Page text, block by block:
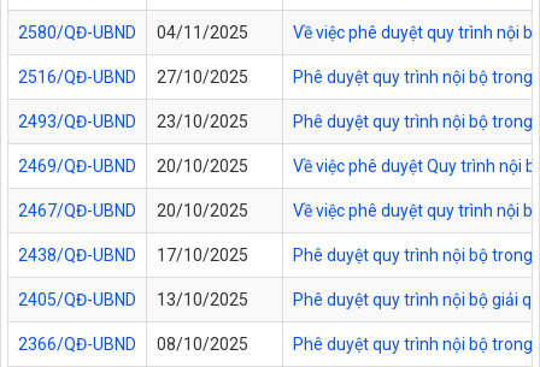
2580/QĐ-UBND 04/11/2025 Về việc phê duyệt quy trình nội
2516/QĐ-UBND 27/10/2025 Phê duyệt quy trình nội bộ
2493/QĐ-UBND 23/10/2025 Phê duyệt quy trình nội bộ
2469/QĐ-UBND 20/10/2025 Về việc phê duyệt Quy trình nội
2467/QĐ-UBND 20/10/2025 Về việc phê duyệt quy trình nội
2438/QĐ-UBND 17/10/2025 Phê duyệt quy trình nội bộ
2405/QĐ-UBND 13/10/2025 Phê duyệt quy trình nội bộ giải
2366/QĐ-UBND 08/10/2025 Phê duyệt quy trình nội bộ